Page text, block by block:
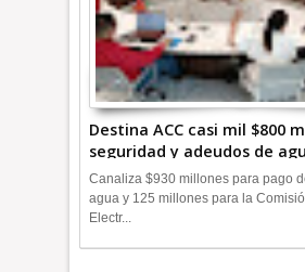
Destina ACC casi mil $800
seguridad y adeudos de
+Video
Canaliza $930 millones para pago
agua y 125 millones para la
Electr...